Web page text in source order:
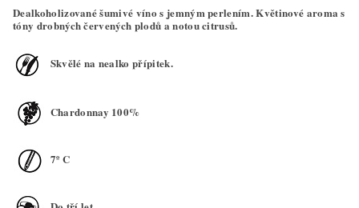
Dealkoholizované šumivé víno s jemným perlením. Květinové aroma s
tóny drobných červených plodů a notou citrusů.
Skvělé na nealko přípitek.
Chardonnay 100%
7º C